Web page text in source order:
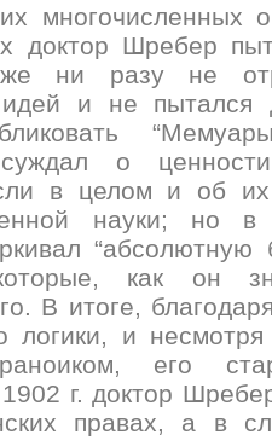
многочисленных
доктор Шребер
ни разу не
идей и не пытался
о
в целом и об их
науки; но
“абсолютную
как он
В итоге,
логики, и
его
г. доктор
правах, а в